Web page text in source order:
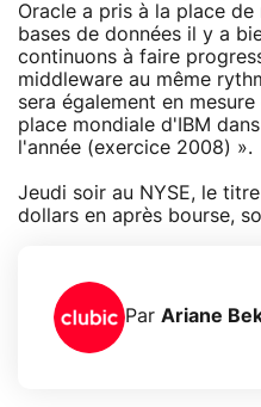
Oracle a pris à la place
bases de données il y a
continuons à faire
middleware au même
sera également en
place mondiale d'IBM
l'année (exercice 2008) ».
Jeudi soir au NYSE, le
dollars en après bourse,
Par Ariane